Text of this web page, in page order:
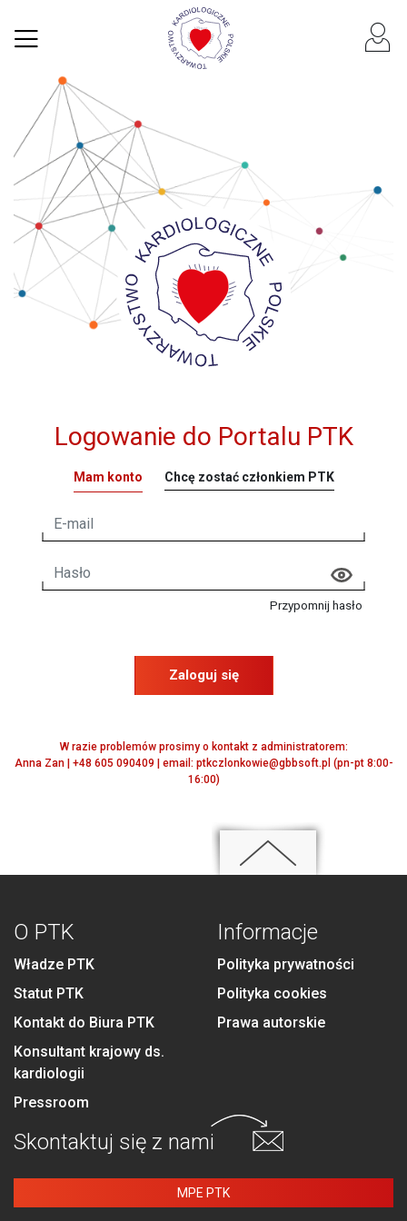
Logowanie do Portalu PTK
Mam konto Chcę zostać członkiem PTK
Przypomnij hasło
Zaloguj się
W razie problemów prosimy o kontakt z administratorem:
Anna Zan | +48 605 090409 | email: ptkczlonkowie@gbbsoft.pl (pn-pt 8:00-
16:00)
O PTK
Władze PTK
Statut PTK
Kontakt do Biura PTK
Konsultant krajowy ds.
kardiologii
Pressroom
Informacje
Polityka prywatności
Polityka cookies
Prawa autorskie
Skontaktuj się z nami
MPE PTK